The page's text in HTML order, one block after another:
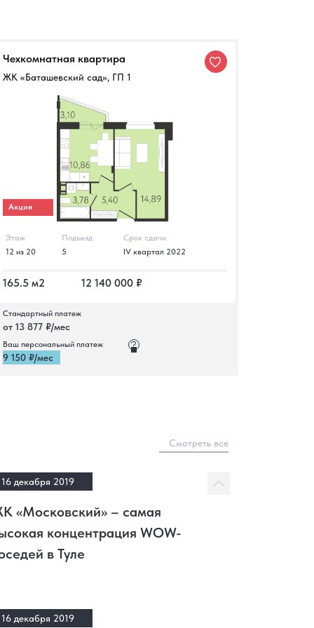
Чехкомнатная квартира
165.5 м2 12 140 000 ₽
ЖК «Баташевский сад», ГП 1
Этаж
12 из 20
Стандартный платеж
Ваш персональный платеж
от 13 877 ₽/мес
9 150 ₽/мес
5 IV квартал 2022
Подъезд Срок сдачи
Акция
«Московский» – самая
концентрация WOW-
в Туле
Смотреть все
16 декабря 2019
16 декабря 2019